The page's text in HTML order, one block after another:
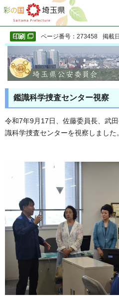
彩の国 埼玉県
ページ番号：273458 掲載
鑑識科学捜査センター視察
令和7年9月17日、佐藤委員長、武
識科学捜査センターを視察しました。